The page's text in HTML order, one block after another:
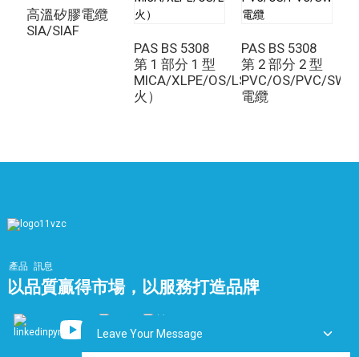
路連接方面發揮著至關重要的作用，同時也滿足嚴格的安
全和性能標準。憑藉其卓越的性能和多功能性，
XLPE/IS/OS/LSZH電纜一直是各行各業的首選，有助於
現代電氣和通訊系統高效、安全地運作。
高溫矽膠電纜
SIA/SIAF
PAS BS 5308
第 1 部分 1 型
MICA/XLPE/OS/LSZH（耐
火）
PAS BS 5308
第 2 部分 2 型
PVC/OS/PVC/
電纜
產品 訊息
以品質贏得市場，以服務打造品牌
Leave Your Message